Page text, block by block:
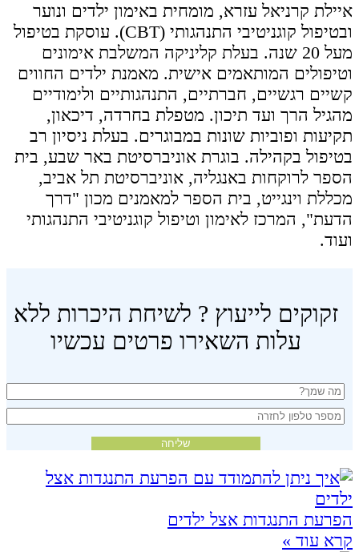
איילת קרניאל עזרא, מומחית באימון ילדים ונוער
ובטיפול קוגניטיבי התנהגותי (CBT). עוסקת בטיפול
מעל 20 שנה. בעלת קליניקה המשלבת אימונים
וטיפולים המותאמים אישית. מאמנת ילדים החווים
קשיים רגשיים, חברתיים, התנהגותיים ולימודיים
מהגיל הרך ועד תיכון. מטפלת בחרדה, דיכאון,
תקיעות ופוביות שונות במבוגרים. בעלת ניסיון רב
בטיפול בקהילה. בוגרת אוניברסיטת באר שבע, בית
הספר לרוקחות באנגליה, אוניברסיטת תל אביב,
מכללת וינגייט, בית הספר למאמנים מכון "דרך
הדעת", המרכז לאימון וטיפול קוגניטיבי התנהגותי
ועוד.
זקוקים לייעוץ ? לשיחת היכרות ללא
עלות השאירו פרטים עכשיו
הפרעת התנגדות אצל ילדים
קרא עוד »